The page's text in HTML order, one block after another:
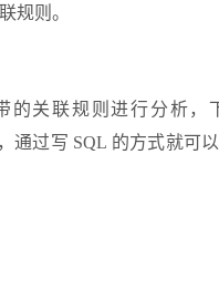
规则。
关联规则进行分析，
通过写 SQL 的方式就可